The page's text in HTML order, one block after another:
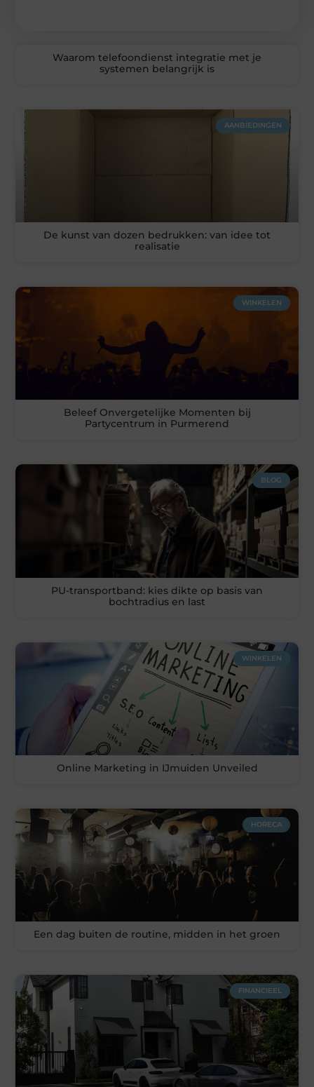
Waarom telefoondienst integratie met je
systemen belangrijk is
AANBIEDINGEN
De kunst van dozen bedrukken: van idee tot
realisatie
WINKELEN
Beleef Onvergetelijke Momenten bij
Partycentrum in Purmerend
BLOG
PU-transportband: kies dikte op basis van
bochtradius en last
WINKELEN
Online Marketing in IJmuiden Unveiled
HORECA
Een dag buiten de routine, midden in het groen
FINANCIEEL